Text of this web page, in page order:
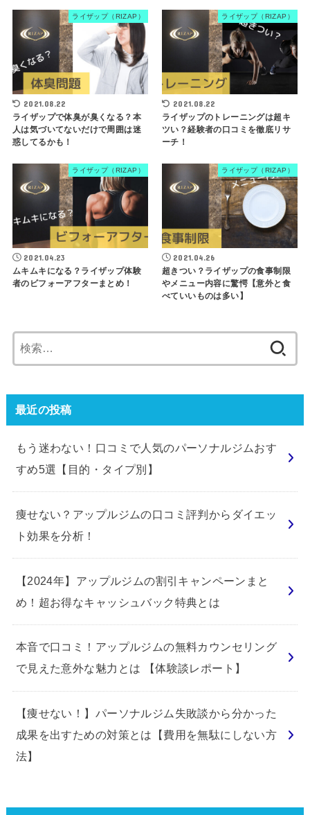
ライザップ（RIZAP）
2021.08.22
ライザップで体臭が臭くなる？本
人は気づいてないだけで周囲は迷
惑してるかも！
ライザップ（RIZAP）
2021.08.22
ライザップのトレーニングは超キ
ツい？経験者の口コミを徹底リサ
ーチ！
ライザップ（RIZAP）
2021.04.23
ムキムキになる？ライザップ体験
者のビフォーアフターまとめ！
ライザップ（RIZAP）
2021.04.26
超きつい？ライザップの食事制限
やメニュー内容に驚愕【意外と食
べていいものは多い】
索:
最近の投稿
もう迷わない！口コミで人気のパーソナルジムおす
すめ5選【目的・タイプ別】
痩せない？アップルジムの口コミ評判からダイエッ
ト効果を分析！
【2024年】アップルジムの割引キャンペーンまと
め！超お得なキャッシュバック特典とは
本音で口コミ！アップルジムの無料カウンセリング
で見えた意外な魅力とは 【体験談レポート】
【痩せない！】パーソナルジム失敗談から分かった
成果を出すための対策とは【費用を無駄にしない方
法】